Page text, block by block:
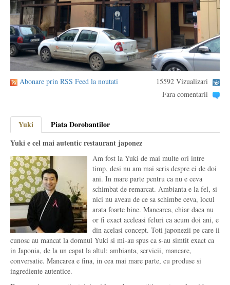
Abonare prin RSS Feed la noutati
15592 Vizualizari
Fara comentarii
Yuki
Piata Dorobantilor
Yuki e cel mai autentic restaurant japonez
Am fost la Yuki de mai multe ori intre
timp, desi nu am mai scris despre ei de doi
ani. In mare parte pentru ca nu e ceva
schimbat de remarcat. Ambianta e la fel, si
nici nu aveau de ce sa schimbe ceva, locul
arata foarte bine. Mancarea, chiar daca nu
or fi exact aceleasi feluri ca acum doi ani, e
din acelasi concept. Toti japonezii pe care ii
cunosc au mancat la domnul Yuki si mi-au spus ca s-au simtit exact ca
in Japonia, de la un capat la altul: ambianta, servicii, mancare,
conversatie. Mancarea e fina, in cea mai mare parte, cu produse si
ingrediente autentice.